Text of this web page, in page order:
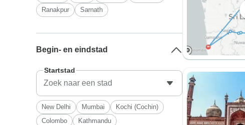
Ranakpur
Sarnath
Begin- en eindstad
Startstad
New Delhi Mumbai
Kochi (Cochin)
Colombo
Kathmandu